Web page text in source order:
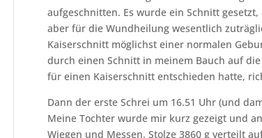
aufgeschnitten. Es wurde ein Schnitt
aber für die Wundheilung wesentlich
Kaiserschnitt möglichst einer normalen
durch einen Schnitt in meinem Bauch auf
für einen Kaiserschnitt entschieden hatte,
Dann der erste Schrei um 16.51 Uhr (und
Meine Tochter wurde mir kurz gezeigt und
Wiegen und Messen. Stolze 3860 g verteilt